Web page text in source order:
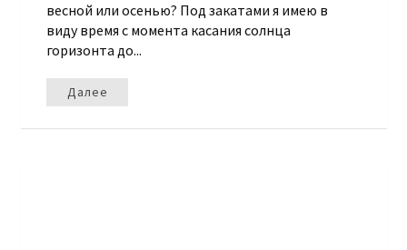
весной или осенью? Под закатами я имею в
виду время с момента касания солнца
горизонта до...
Далее